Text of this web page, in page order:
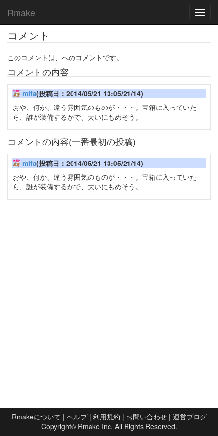
Rmake
コメント
このコメントは、へのコメントです。
コメントの内容
mifa(投稿日：2014/05/21 13:05/21/14)
おや、何か、違う雰囲気のものが・・・。宝箱に入っていた
ら、誰が装備するかで、大いにもめそう。
コメントの内容(一番最初の投稿)
mifa(投稿日：2014/05/21 13:05/21/14)
おや、何か、違う雰囲気のものが・・・。宝箱に入っていた
ら、誰が装備するかで、大いにもめそう。
Rmakeについて | ヘルプ| 利用規約 | お問い合わせ| 運営ブログ
Copyright© Rmake Inc. All Rights Reserved.